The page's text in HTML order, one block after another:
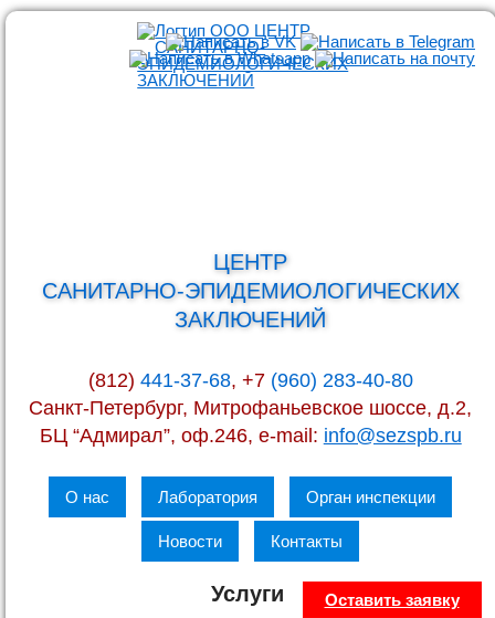
ЦЕНТР
САНИТАРНО-ЭПИДЕМИОЛОГИЧЕСКИХ
ЗАКЛЮЧЕНИЙ
(812) 441-37-68, +7 (960) 283-40-80
Санкт-Петербург, Митрофаньевское шоссе, д.2,
БЦ “Адмирал”, оф.246, e-mail: info@sezspb.ru
О нас Лаборатория Орган инспекции
Новости Контакты
Услуги Оставить заявку